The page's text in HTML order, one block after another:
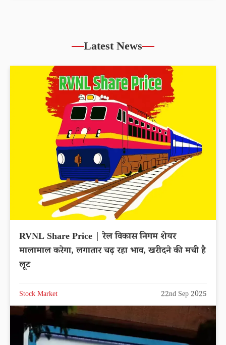
Latest News
RVNL Share Price | रेल विकास निगम शेयर
मालामाल करेगा, लगातार चढ़ रहा भाव, खरीदने की मची है
लूट
Stock Market 22nd Sep 2025